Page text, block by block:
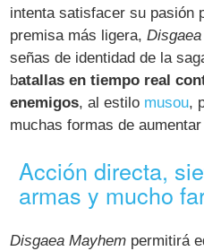
intenta satisfacer su pasión
premisa más ligera,
señas de identidad de la
batallas en tiempo real
enemigos, al estilo musou,
muchas formas de
Acción directa,
armas y mucho
Disgaea Mayhem permitirá